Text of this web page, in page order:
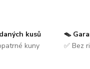
kusů
kuny
🪤
✅ Bez